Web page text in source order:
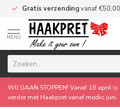
Gratis verzendingvanaf €50,00
MENU
WIJ GAAN STOPPEN! Vanaf 18 april
verder met Haakpret vanaf medio juni